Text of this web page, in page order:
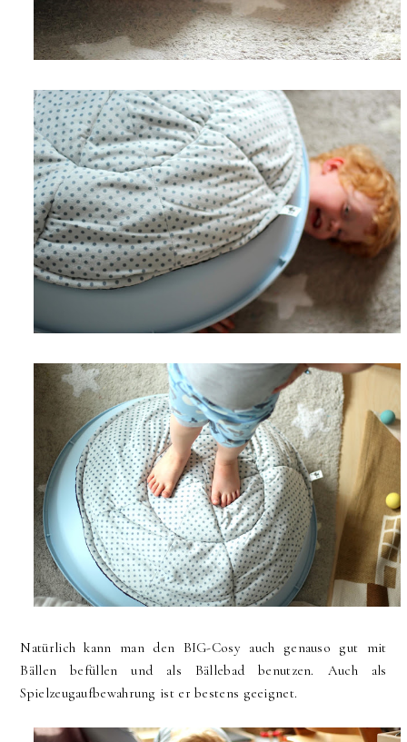
Natürlich kann man den BIG-Cosy auch genauso gut mit
Bällen befüllen und als Bällebad benutzen. Auch als
Spielzeugaufbewahrung ist er bestens geeignet.